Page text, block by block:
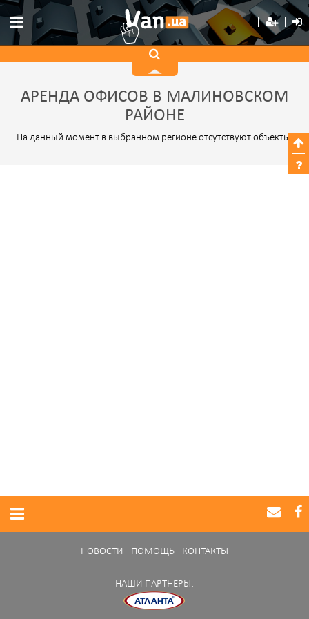
АРЕНДА ОФИСОВ В МАЛИНОВСКОМ
РАЙОНЕ
На данный момент в выбранном регионе отсутствуют объекты.
НОВОСТИ ПОМОЩЬ КОНТАКТЫ
НАШИ ПАРТНЕРЫ: